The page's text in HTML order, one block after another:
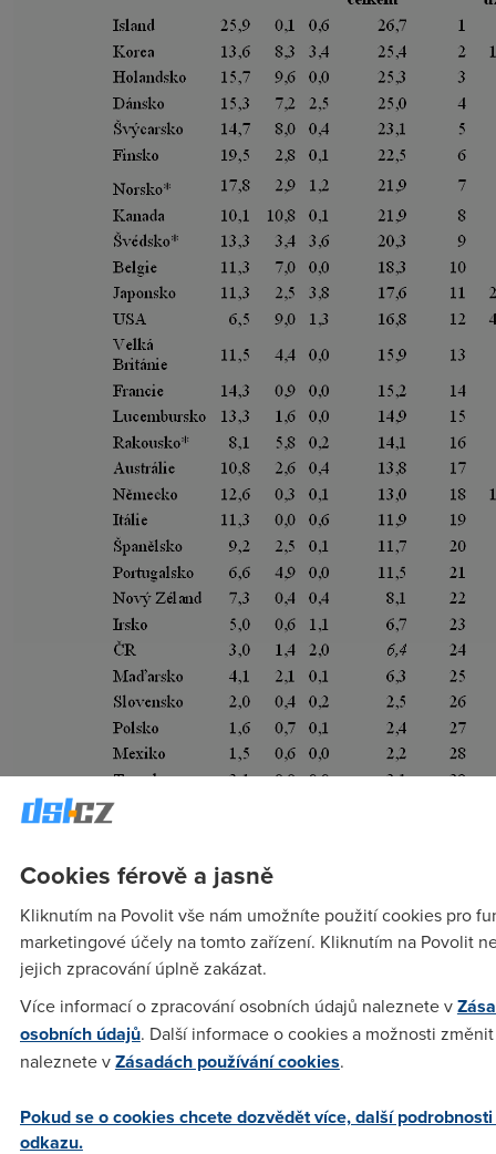
Poznámky:
* Předběžným odhadem
přístupu promítá pevný domácí bezdrátový přístup rychlostí
nad 252 kbit/s prostřednictvím mobilní sítě (celkem 188 tisíc
uživatelů, tj. 2 % penetrace). Obecně se ve zkoumaných
3G nezahrnuje a neustále se vede debata, zda je
Cookies férově a jasně
Kliknutím na Povolit vše nám umožníte použití cookies pro
marketingové účely na tomto zařízení. Kliknutím na Povolit
jejich zpracování úplně zakázat.
Více informací o zpracování osobních údajů naleznete v
osobních údajů. Další informace o cookies a možnosti
naleznete vZásadách používání cookies.
Pokud se o cookies chcete dozvědět více, další
odkazu.